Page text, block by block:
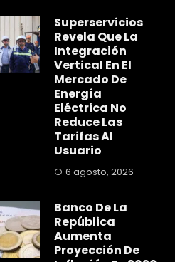
Superservicios
Revela Que La
Integración
Vertical En El
Mercado De
Energía
Eléctrica No
Reduce Las
Tarifas Al
Usuario
6 agosto, 2026
Banco De La
República
Aumenta
Proyección De